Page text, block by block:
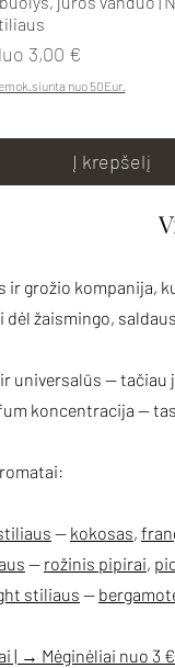
3,00 €kaina
nuo 50Eur.
Į krepšelį
ir grožio kompanija,
dėl žaismingo,
universalūs —
koncentracija —
— kokosas,
— rožinis pipirai,
stiliaus —
| → Mėginėliai nuo 3 €